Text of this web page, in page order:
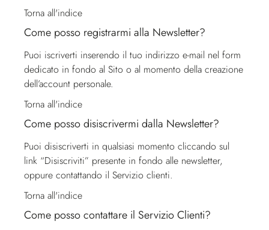
Torna all'indice
Come posso registrarmi alla Newsletter?
Puoi iscriverti inserendo il tuo indirizzo e-mail nel form
dedicato in fondo al Sito o al momento della creazione
dell’account personale.
Torna all'indice
Come posso disiscrivermi dalla Newsletter?
Puoi disiscriverti in qualsiasi momento cliccando sul
link “Disiscriviti” presente in fondo alle newsletter,
oppure contattando il Servizio clienti.
Torna all'indice
Come posso contattare il Servizio Clienti?